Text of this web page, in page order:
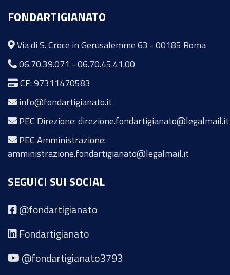
FONDARTIGIANATO
Via di S. Croce in Gerusalemme 63 - 00185 Roma
06.70.39.071 -06.70.45.41.00
CF: 97311470583
info@fondartigianato.it
PEC Direzione: direzione.fondartigianato@legalmail.it
PEC Amministrazione:
amministrazione.fondartigianato@legalmail.it
SEGUICI SUI SOCIAL
@fondartigianato
Fondartigianato
@fondartigianato3793